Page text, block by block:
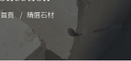
首頁 精選石材